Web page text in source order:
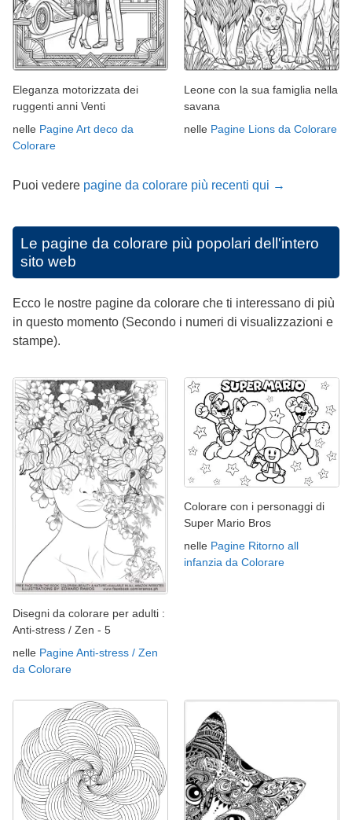
Eleganza motorizzata dei
ruggenti anni Venti
nelle Pagine Art deco da
Colorare
Leone con la sua famiglia nella
savana
nelle Pagine Lions da Colorare
Puoi vedere pagine da colorare più recenti qui →
Le pagine da colorare più popolari dell'intero
sito web
Ecco le nostre pagine da colorare che ti interessano di più
in questo momento (Secondo i numeri di visualizzazioni e
stampe).
Disegni da colorare per adulti :
Anti-stress / Zen - 5
nelle Pagine Anti-stress / Zen
da Colorare
Colorare con i personaggi di
Super Mario Bros
nelle Pagine Ritorno all
infanzia da Colorare